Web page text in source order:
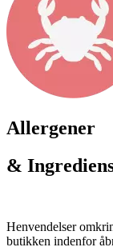
Allergener
&
Henvendelser
butikken indenfor